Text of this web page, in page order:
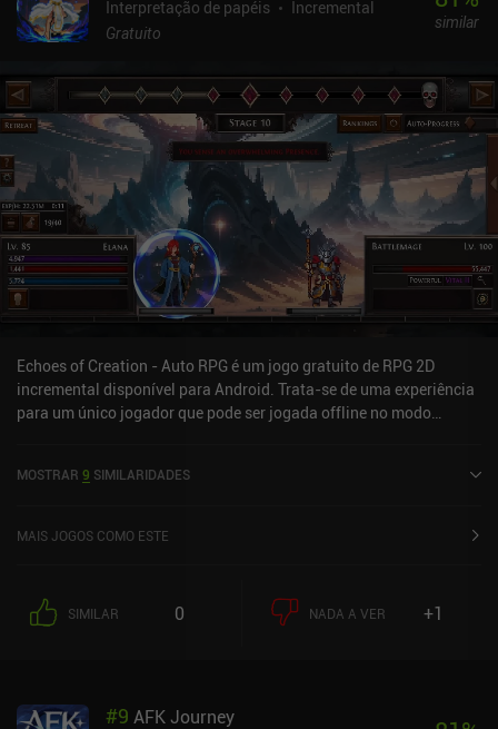
Interpretação de papéis
Incremental
Gratuito
similar
Echoes of Creation - Auto RPG é um jogo gratuito de RPG 2D
incremental disponível para Android. Trata-se de uma experiência
para um único jogador que pode ser jogada offline no modo
lançado em julho de 2025 e tem uma avaliação atual de 4,7 de 5,0
MOSTRAR 9 SIMILARIDADES
MAIS JOGOS COMO ESTE
SIMILAR 0 NADA A VER +1
#9 AFK Journey